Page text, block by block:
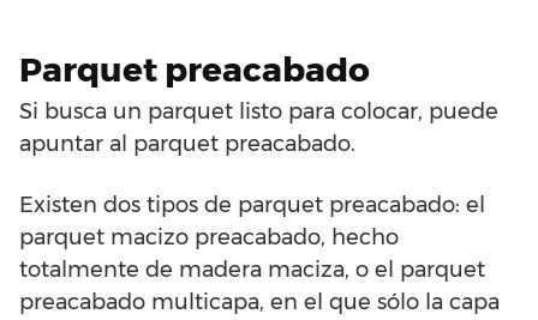
Parquet preacabado
Si busca un parquet listo para colocar, puede
apuntar al parquet preacabado.
Existen dos tipos de parquet preacabado: el
parquet macizo preacabado, hecho
totalmente de madera maciza, o el parquet
preacabado multicapa, en el que sólo la capa